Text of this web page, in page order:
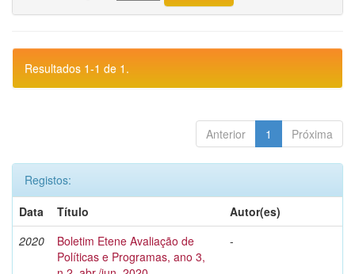
Resultados 1-1 de 1.
Anterior 1 Próxima
Registos:
Data
Título
Autor(es)
2020
Boletim Etene Avaliação de
Políticas e Programas, ano 3,
-